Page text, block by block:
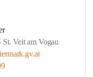
Veit am Vogau